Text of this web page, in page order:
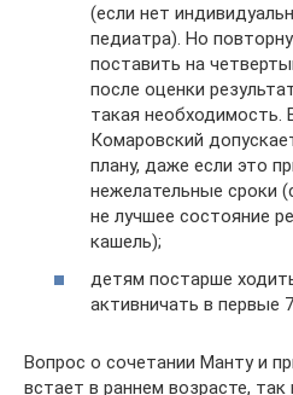
(если нет
педиатра). Но
поставить на
после оценки
такая необходимость.
Комаровский
плану, даже если это
нежелательные сроки
не лучшее состояние
кашель);
детям постарше
активничать в первые
Вопрос о сочетании Манту и
встает в раннем возрасте,